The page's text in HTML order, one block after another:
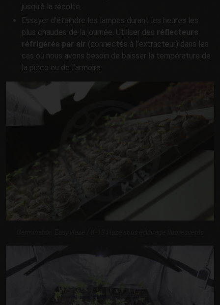
jusqu’à la récolte.
Essayer d’éteindre les lampes durant les heures les
plus chaudes de la journée. Utiliser des réflecteurs
réfrigérés par air (connectés à l’extracteur) dans les
cas où nous avons besoin de baisser la température de
la pièce ou de l’armoire.